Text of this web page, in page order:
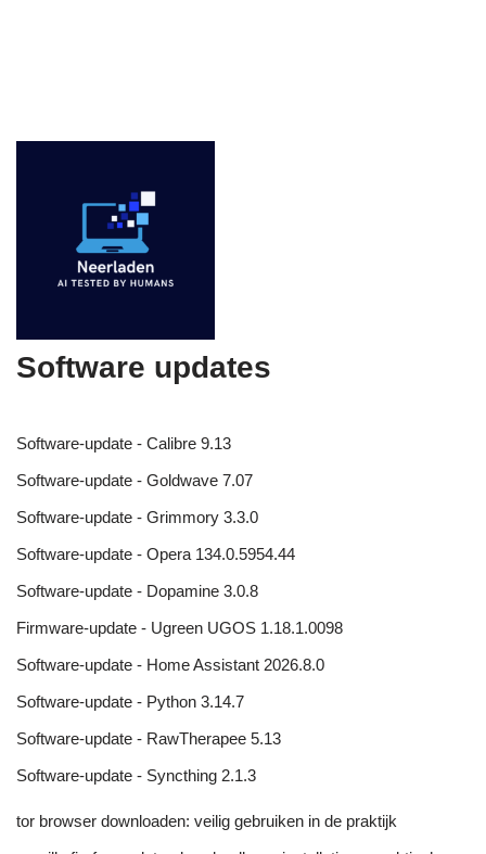
Software updates
Software-update - Calibre 9.13
Software-update - Goldwave 7.07
Software-update - Grimmory 3.3.0
Software-update - Opera 134.0.5954.44
Software-update - Dopamine 3.0.8
Firmware-update - Ugreen UGOS 1.18.1.0098
Software-update - Home Assistant 2026.8.0
Software-update - Python 3.14.7
Software-update - RawTherapee 5.13
Software-update - Syncthing 2.1.3
tor browser downloaden: veilig gebruiken in de praktijk